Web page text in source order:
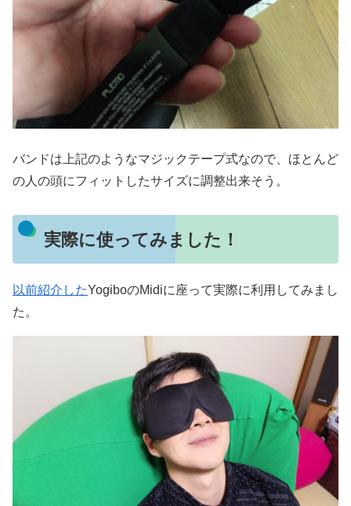
バンドは上記のようなマジックテープ式なので、ほとんど
の人の頭にフィットしたサイズに調整出来そう。
実際に使ってみました！
以前紹介したYogiboのMidiに座って実際に利用してみまし
た。